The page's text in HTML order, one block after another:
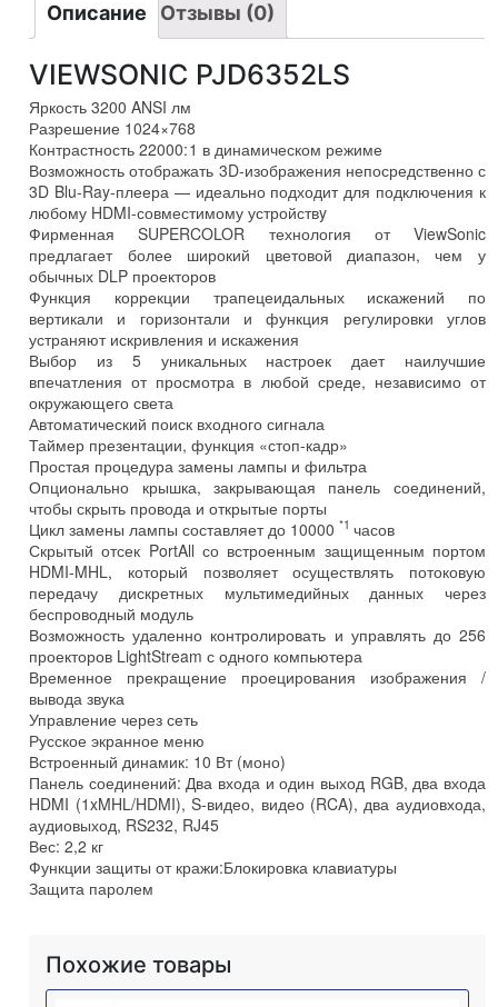
Описание Отзывы (0)
VIEWSONIC PJD6352LS
Яркость 3200 ANSI лм
Разрешение 1024×768
Контрастность 22000:1 в динамическом режиме
Возможность отображать 3D-изображения непосредственно с
3D Blu-Ray-плеера — идеально подходит для подключения к
любому HDMI-совместимому устройствy
Фирменная SUPERCOLOR технология от ViewSonic
предлагает более широкий цветовой диапазон, чем у
обычных DLP проекторов
Функция коррекции трапецеидальных искажений по
вертикали и горизонтали и функция регулировки углов
устраняют искривления и искажения
Выбор из 5 уникальных настроек дает наилучшие
впечатления от просмотра в любой среде, независимо от
окружающего света
Автоматический поиск входного сигнала
Таймер презентации, функция «стоп-кадр»
Простая процедура замены лампы и фильтра
Опционально крышка, закрывающая панель соединений,
чтобы скрыть провода и открытые порты
Цикл замены лампы составляет до 10000*1часов
Скрытый отсек PortAll со встроенным защищенным портом
HDMI-MHL, который позволяет осуществлять потоковую
передачу дискретных мультимедийных данных через
беспроводный модуль
Возможность удаленно контролировать и управлять до 256
проекторов LightStream с одного компьютера
Временное прекращение проецирования изображения /
вывода звука
Управление через сеть
Русское экранное меню
Встроенный динамик: 10 Вт (моно)
Панель соединений: Два входа и один выход RGB, два входа
HDMI (1xMHL/HDMI), S-видео, видео (RCA), два аудиовхода,
аудиовыход, RS232, RJ45
Вес: 2,2 кг
Функции защиты от кражи:Блокировка клавиатуры
Защита паролем
Похожие товары